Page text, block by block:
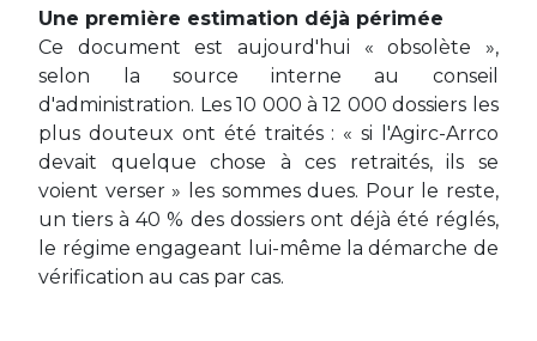
Une première estimation déjà périmée
Ce document est aujourd'hui « obsolète »,
selon la source interne au conseil
d'administration. Les 10 000 à 12 000 dossiers les
plus douteux ont été traités : « si l'Agirc-Arrco
devait quelque chose à ces retraités, ils se
voient verser » les sommes dues. Pour le reste,
un tiers à 40 % des dossiers ont déjà été réglés,
le régime engageant lui-même la démarche de
vérification au cas par cas.